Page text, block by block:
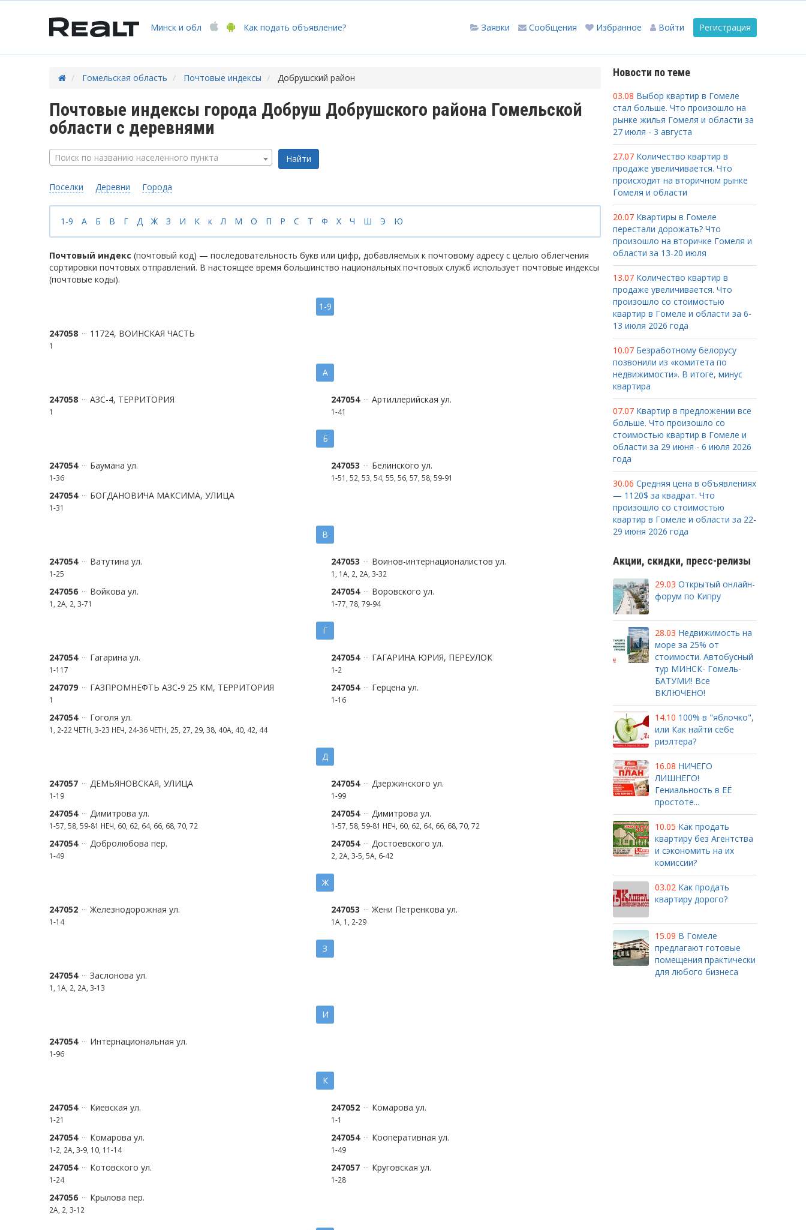
Минск и обл Как подать объявление? Регистрация
Войти
Избранное
Сообщения
Заявки
Гомельская область Почтовые индексы Добрушский район
Почтовые индексы города Добруш Добрушского района Гомельской
области с деревнями
Поиск по названию населенного пункта
Поселки Деревни Города
1-9 А Б В Г Д Ж З И К к Л М О П Р С Т Ф Х Ч Ш Э Ю
Почтовый индекс (почтовый код) — последовательность букв или цифр, добавляемых к почтовому адресу с целью облегчения
сортировки почтовых отправлений. В настоящее время большинство национальных почтовых служб использует почтовые индексы
(почтовые коды).
1-9
247058 11724, ВОИНСКАЯ ЧАСТЬ
1
А
247058 АЗС-4, ТЕРРИТОРИЯ
1
247054 Артиллерийская ул.
1-41
Б
247054 Баумана ул.
1-36
247053 Белинского ул.
1-51, 52, 53, 54, 55, 56, 57, 58, 59-91
247054 БОГДАНОВИЧА МАКСИМА, УЛИЦА
1-31
В
247054 Ватутина ул.
1-25
247053 Воинов-интернационалистов ул.
1, 1А, 2, 2А, 3-32
247056 Войкова ул.
1, 2А, 2, 3-71
247054 Воровского ул.
1-77, 78, 79-94
Г
247054 Гагарина ул.
1-117
247054 ГАГАРИНА ЮРИЯ, ПЕРЕУЛОК
1-2
247079 ГАЗПРОМНЕФТЬ АЗС-9 25 КМ, ТЕРРИТОРИЯ
1
247054 Герцена ул.
1-16
247054 Гоголя ул.
1, 2-22 ЧЕТН, 3-23 НЕЧ, 24-36 ЧЕТН, 25, 27, 29, 38, 40А, 40, 42, 44
Д
247057 ДЕМЬЯНОВСКАЯ, УЛИЦА
1-19
247054 Дзержинского ул.
1-99
247054 Димитрова ул.
1-57, 58, 59-81 НЕЧ, 60, 62, 64, 66, 68, 70, 72
247054 Димитрова ул.
1-57, 58, 59-81 НЕЧ, 60, 62, 64, 66, 68, 70, 72
247054 Добролюбова пер.
1-49
247054 Достоевского ул.
2, 2А, 3-5, 5А, 6-42
Ж
247052 Железнодорожная ул.
1-14
247053 Жени Петренкова ул.
1А, 1, 2-29
З
247054 Заслонова ул.
1, 1А, 2, 2А, 3-13
И
247054 Интернациональная ул.
1-96
К
247054 Киевская ул.
1-21
247052 Комарова ул.
1-1
247054 Комарова ул.
1-2, 2А, 3-9, 10, 11-14
247054 Кооперативная ул.
1-49
247054 Котовского ул.
1-24
247057 Круговская ул.
1-28
247056 Крылова пер.
2А, 2, 3-12
Новости по теме
03.08 Выбор квартир в Гомеле
стал больше. Что произошло на
рынке жилья Гомеля и области за
27 июля - 3 августа
27.07 Количество квартир в
продаже увеличивается. Что
происходит на вторичном рынке
Гомеля и области
20.07 Квартиры в Гомеле
перестали дорожать? Что
произошло на вторичке Гомеля и
области за 13-20 июля
13.07 Количество квартир в
продаже увеличивается. Что
произошло со стоимостью
квартир в Гомеле и области за 6-
13 июля 2026 года
10.07 Безработному белорусу
позвонили из «комитета по
недвижимости». В итоге, минус
квартира
07.07 Квартир в предложении все
больше. Что произошло со
стоимостью квартир в Гомеле и
области за 29 июня - 6 июля 2026
года
30.06 Средняя цена в объявлениях
— 1120$ за квадрат. Что
произошло со стоимостью
квартир в Гомеле и области за 22-
29 июня 2026 года
Акции, скидки, пресс-релизы
29.03 Открытый онлайн-
форум по Кипру
28.03 Недвижимость на
море за 25% от
стоимости. Автобусный
тур МИНСК- Гомель-
БАТУМИ! Все
ВКЛЮЧЕНО!
14.10 100% в "яблочко",
или Как найти себе
риэлтера?
16.08 НИЧЕГО
ЛИШНЕГО!
Гениальность в ЕЁ
простоте...
10.05 Как продать
квартиру без Агентства
и сэкономить на их
комиссии?
03.02 Как продать
квартиру дорого?
15.09 В Гомеле
предлагают готовые
помещения практически
для любого бизнеса